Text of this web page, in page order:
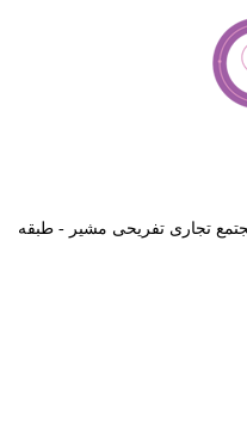
تجاری تفریحی مشیر - طبقه